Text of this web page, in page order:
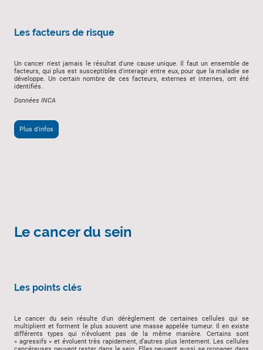
Les facteurs de risque
Un cancer n'est jamais le résultat d'une cause unique. Il faut un ensemble de
facteurs, qui plus est susceptibles d'interagir entre eux, pour que la maladie se
développe. Un certain nombre de ces facteurs, externes et internes, ont été
identifiés.
Données INCA
Plus d'infos
Le cancer du sein
Les points clés
Le cancer du sein résulte d'un dérèglement de certaines cellules qui se
multiplient et forment le plus souvent une masse appelée tumeur. Il en existe
différents types qui n’évoluent pas de la même manière. Certains sont
« agressifs » et évoluent très rapidement, d’autres plus lentement. Les cellules